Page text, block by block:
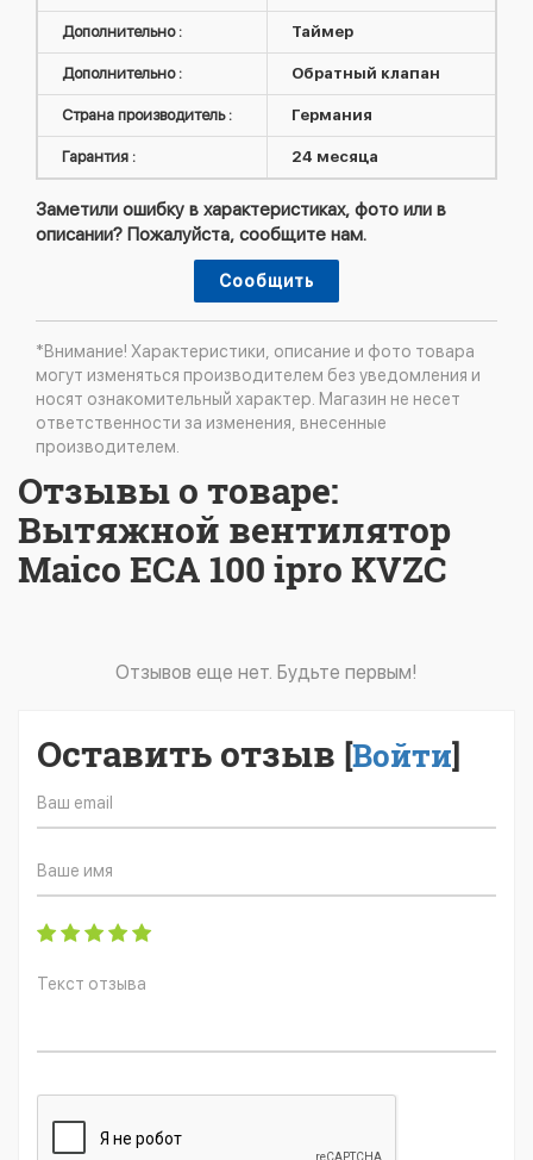
Дополнительно : Таймер
Дополнительно : Обратный клапан
Страна производитель : Германия
Гарантия : 24 месяца
Заметили ошибку в характеристиках, фото или в
описании? Пожалуйста, сообщите нам.
Сообщить
*Внимание! Характеристики, описание и фото товара
могут изменяться производителем без уведомления и
носят ознакомительный характер. Магазин не несет
ответственности за изменения, внесенные
производителем.
Отзывы о товаре:
Вытяжной вентилятор
Maico ECA 100 ipro KVZC
Отзывов еще нет. Будьте первым!
Оставить отзыв [Войти]